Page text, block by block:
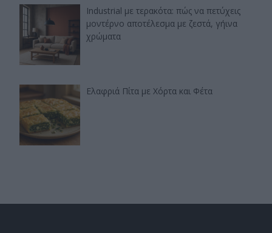
Industrial με τερακότα: πώς να πετύχεις
μοντέρνο αποτέλεσμα με ζεστά, γήινα
χρώματα
Ελαφριά Πίτα με Χόρτα και Φέτα